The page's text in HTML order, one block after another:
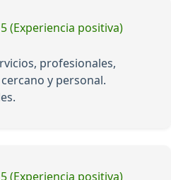
5 (Experiencia positiva)
profesionales,
y personal.
5 (Experiencia positiva)